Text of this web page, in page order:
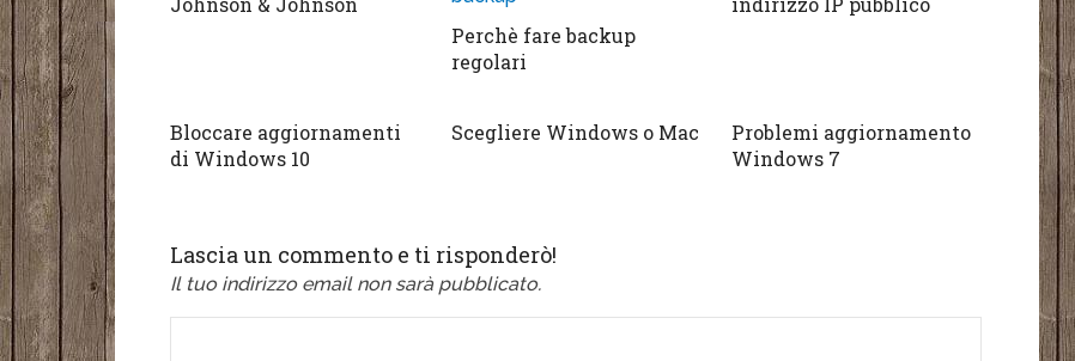
Perchè fare backup
regolari
Bloccare aggiornamenti
di Windows 10
Scegliere Windows o Mac
Problemi aggiornamento
Windows 7
Lascia un commento e ti risponderò!
Il tuo indirizzo email non sarà pubblicato.